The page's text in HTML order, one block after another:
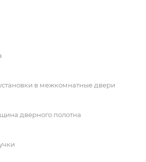
в межкомнатные двери
дверного полотна